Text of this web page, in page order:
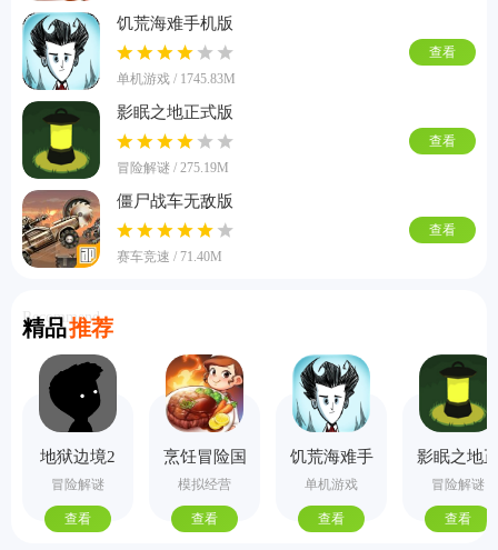
饥荒海难手机版
单机游戏 / 1745.83M
查看
影眠之地正式版
冒险解谜 / 275.19M
查看
僵尸战车无敌版
赛车竞速 / 71.40M
查看
精品推荐
Recommend
地狱边境2
手机版
冒险解谜
查看
烹饪冒险国
际服
模拟经营
查看
饥荒海难手
机版
单机游戏
查看
影眠之地
式版
冒险解谜
查看